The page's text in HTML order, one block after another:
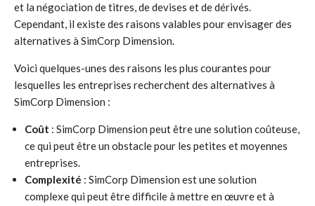
et la négociation de titres, de devises et de dérivés.
Cependant, il existe des raisons valables pour envisager des
alternatives à SimCorp Dimension.
Voici quelques-unes des raisons les plus courantes pour
lesquelles les entreprises recherchent des alternatives à
SimCorp Dimension :
Coût : SimCorp Dimension peut être une solution coûteuse,
ce qui peut être un obstacle pour les petites et moyennes
entreprises.
Complexité : SimCorp Dimension est une solution
complexe qui peut être difficile à mettre en œuvre et à